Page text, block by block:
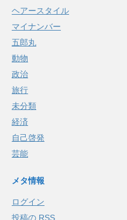
ヘアースタイル
マイナンバー
五郎丸
動物
政治
旅行
未分類
経済
自己啓発
芸能
メタ情報
ログイン
投稿の RSS